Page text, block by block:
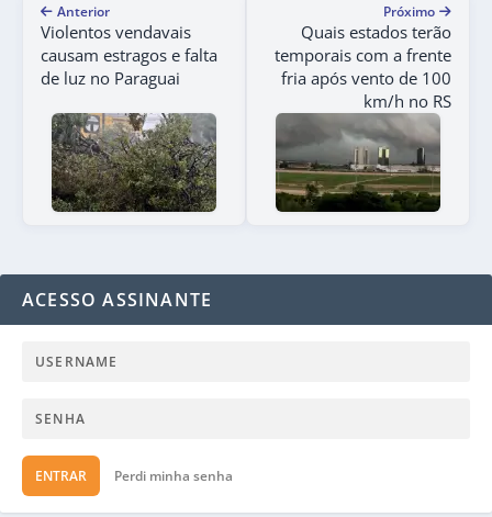
Anterior
Violentos vendavais
causam estragos e falta
de luz no Paraguai
Próximo
Quais estados terão
temporais com a frente
fria após vento de 100
km/h no RS
ACESSO ASSINANTE
ENTRAR Perdi minha senha